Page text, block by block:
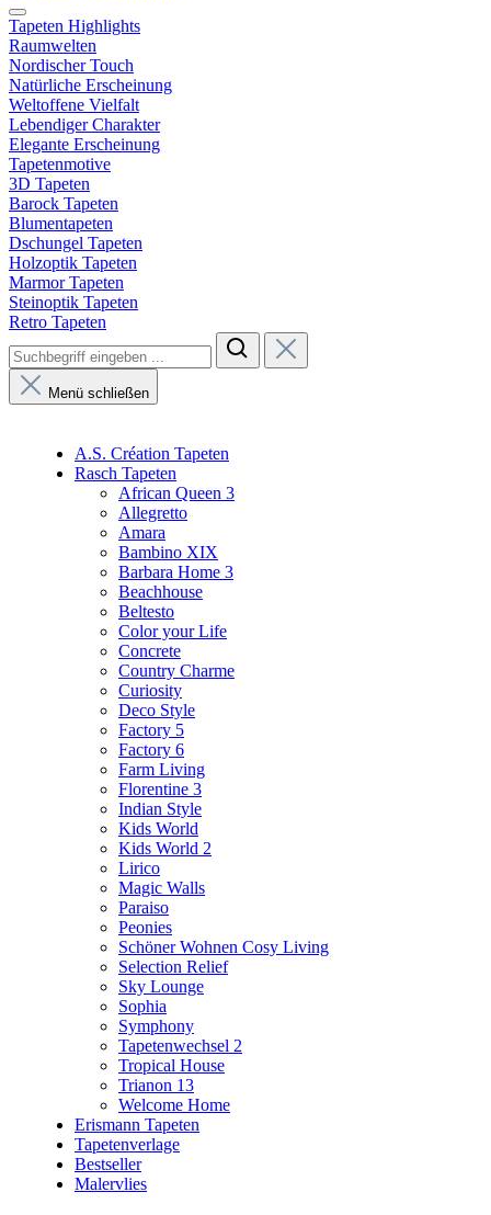
Tapeten Highlights
Raumwelten
Nordischer Touch
Natürliche Erscheinung
Weltoffene Vielfalt
Lebendiger Charakter
Elegante Erscheinung
Tapetenmotive
3D Tapeten
Barock Tapeten
Blumentapeten
Dschungel Tapeten
Holzoptik Tapeten
Marmor Tapeten
Steinoptik Tapeten
Retro Tapeten
Menü schließen
A.S. Création Tapeten
Rasch Tapeten
African Queen 3
Allegretto
Amara
Bambino XIX
Barbara Home 3
Beachhouse
Beltesto
Color your Life
Concrete
Country Charme
Curiosity
Deco Style
Factory 5
Factory 6
Farm Living
Florentine 3
Indian Style
Kids World
Kids World 2
Lirico
Magic Walls
Paraiso
Peonies
Schöner Wohnen Cosy Living
Selection Relief
Sky Lounge
Sophia
Symphony
Tapetenwechsel 2
Tropical House
Trianon 13
Welcome Home
Erismann Tapeten
Tapetenverlage
Bestseller
Malervlies